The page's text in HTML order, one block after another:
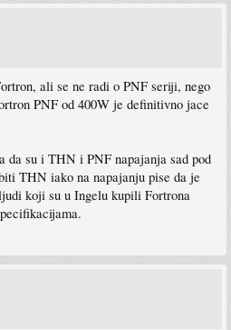
ali se ne radi o PNF seriji, nego
PNF od 400W je definitivno jace
da su i THN i PNF napajanja sad pod
THN iako na napajanju pise da je
koji su u Ingelu kupili Fortrona